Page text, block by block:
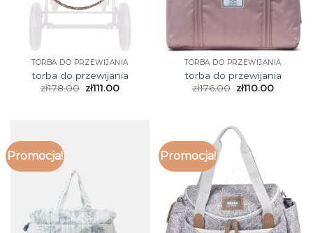
TORBA DO PRZEWIJANIA
torba do przewijania
zł178.00 zł111.00
TORBA DO PRZEWIJANIA
torba do przewijania
zł176.00 zł110.00
Promocja! Promocja!